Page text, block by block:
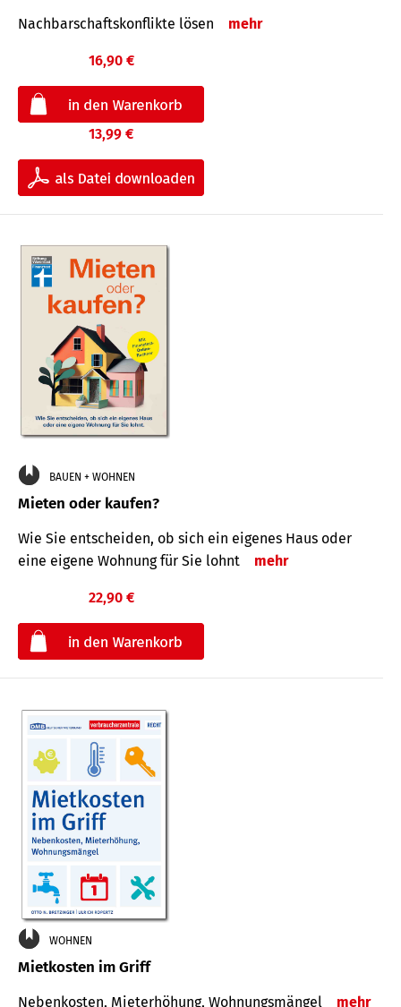
Nach­bar­schafts­konflikte lösen mehr
16,90 €
13,99 €
BAUEN + WOHNEN
Mieten oder kaufen?
Wie Sie entscheiden, ob sich ein eigenes Haus oder
eine eigene Wohnung für Sie lohnt
mehr
22,90 €
WOHNEN
Mietkosten im Griff
Nebenkosten, Mieterhöhung, Wohnungsmängel mehr